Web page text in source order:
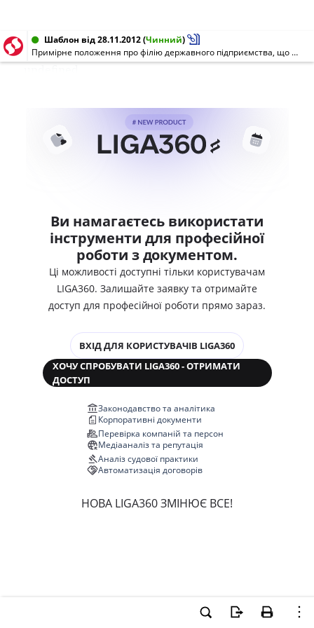
Шаблон від 28.11.2012(Чинний)
Примірне положення про філію державного підприємства, що входить до сфери управління Міністерства аграрної політики та продовольства України
Ви намагаєтесь використати
інструменти для професійної
роботи з документом.
Ці можливості доступні тільки користувачам
LIGA360. Залишайте заявку та отримайте
доступ для професійної роботи прямо зараз.
ВХІД ДЛЯ КОРИСТУВАЧІВ LIGA360
ХОЧУ СПРОБУВАТИ LIGA360 - ОТРИМАТИ
ДОСТУП
Законодавство та аналітика
Корпоративні документи
Перевірка компаній та персон
Медіааналіз та репутація
Аналіз судової практики
Автоматизація договорів
НОВА LIGA360 ЗМІНЮЄ ВСЕ!